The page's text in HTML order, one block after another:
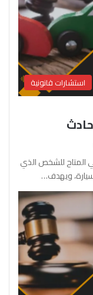
استشارات قانونية
المتاح للشخص الذي
ويهدف…